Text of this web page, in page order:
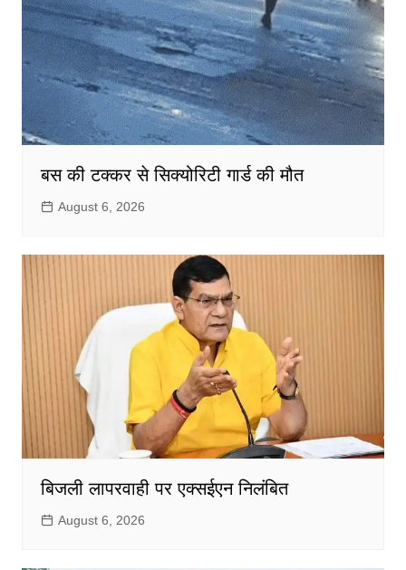
बस की टक्कर से सिक्योरिटी गार्ड की मौत
August 6, 2026
बिजली लापरवाही पर एक्सईएन निलंबित
August 6, 2026